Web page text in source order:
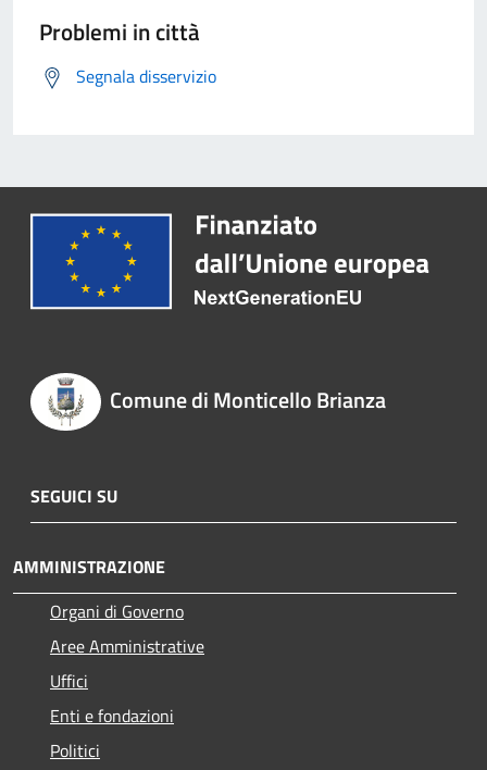
Problemi in città
Segnala disservizio
Comune di Monticello Brianza
SEGUICI SU
AMMINISTRAZIONE
Organi di Governo
Aree Amministrative
Uffici
Enti e fondazioni
Politici